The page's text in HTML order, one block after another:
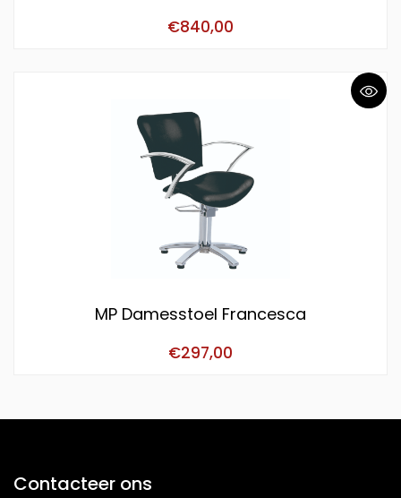
€840,00
MP Damesstoel Francesca
€297,00
Contacteer ons